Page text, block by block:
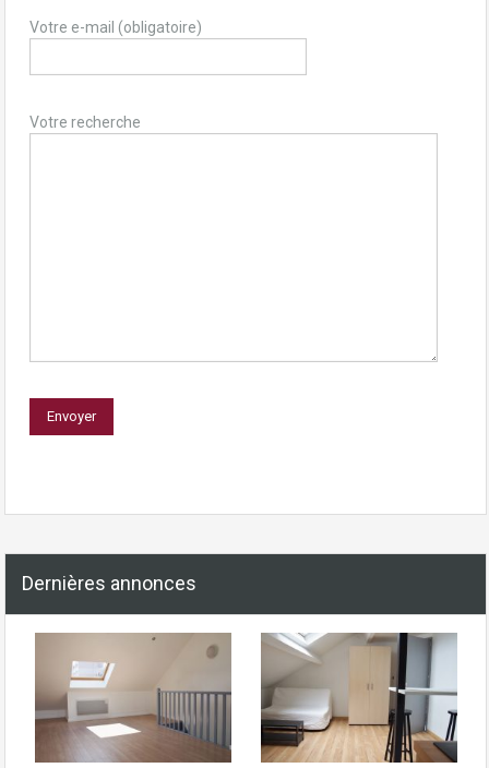
Votre e-mail (obligatoire)
Votre recherche
Dernières annonces